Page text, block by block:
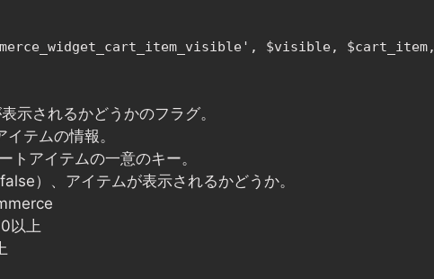
$visible, $cart_item,
示されるかどうかのフラグ。
テムの情報。
アイテムの一意のキー。
）、アイテムが表示されるかどうか。
以上